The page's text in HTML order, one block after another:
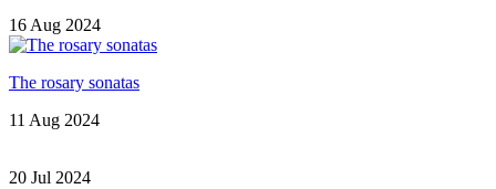
16 Aug 2024
The rosary sonatas
11 Aug 2024
20 Jul 2024